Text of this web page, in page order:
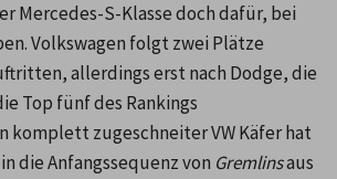
Mercedes-S-Klasse doch dafür, bei
Volkswagen folgt zwei Plätze
allerdings erst nach Dodge, die
Top fünf des Rankings
komplett zugeschneiter VW Käfer hat
die Anfangssequenz von Gremlins aus